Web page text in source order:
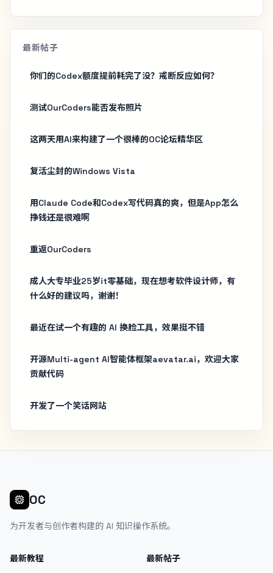
最新帖子
你们的Codex额度提前耗完了没？戒断反应如何？
测试OurCoders能否发布照片
这两天用AI来构建了一个很棒的OC论坛精华区
复活尘封的Windows Vista
用Claude Code和Codex写代码真的爽，但是App怎么
挣钱还是很难啊
重返OurCoders
成人大专毕业25岁it零基础，现在想考软件设计师，有
什么好的建议吗，谢谢！
最近在试一个有趣的 AI 换脸工具，效果挺不错
开源Multi-agent AI智能体框架aevatar.ai，欢迎大家
贡献代码
开发了一个笑话网站
OC
为开发者与创作者构建的 AI 知识操作系统。
最新教程 最新帖子